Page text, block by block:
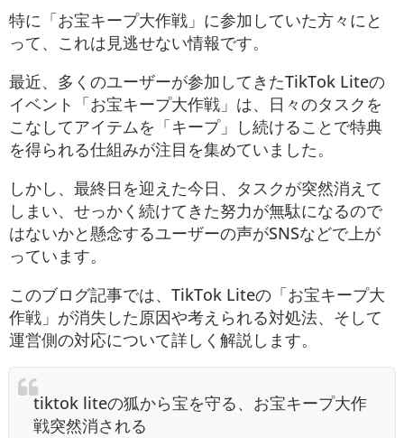
特に「お宝キープ大作戦」に参加していた方々にと
って、これは見逃せない情報です。
最近、多くのユーザーが参加してきたTikTok Liteの
イベント「お宝キープ大作戦」は、日々のタスクを
こなしてアイテムを「キープ」し続けることで特典
を得られる仕組みが注目を集めていました。
しかし、最終日を迎えた今日、タスクが突然消えて
しまい、せっかく続けてきた努力が無駄になるので
はないかと懸念するユーザーの声がSNSなどで上が
っています。
このブログ記事では、TikTok Liteの「お宝キープ大
作戦」が消失した原因や考えられる対処法、そして
運営側の対応について詳しく解説します。
tiktok liteの狐から宝を守る、お宝キープ大作
戦突然消される